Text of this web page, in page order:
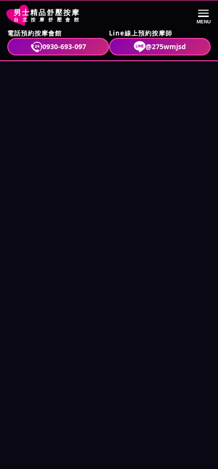
男士精品舒壓按摩
台北按摩舒壓會館
電話預約按摩會館
0930-693-097
Line線上預約按摩師
@275wmjsd
MENU
首頁 按摩舒壓攻略 秒當老司機，舒壓會館新手必看攻略